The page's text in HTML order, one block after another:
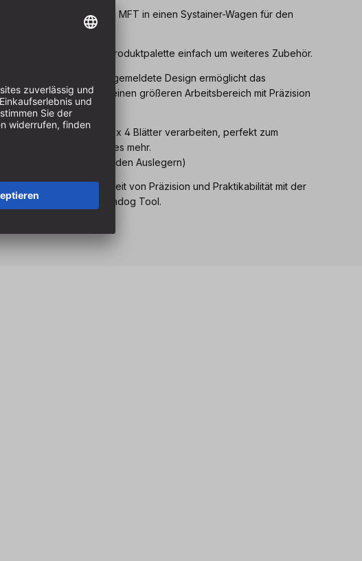
System: Verwandelt Ihren MFT in einen Systainer-Wagen für den
Erweitern Sie Ihre Produktpalette einfach um weiteres Zubehör.
Das zum Patent angemeldete Design ermöglicht das
Erweiterungen für einen größeren Arbeitsbereich mit Präzision
Kann problemlos 8 x 4 Blätter verarbeiten, perfekt zum
Schnitte und vieles mehr.
der Verlängerung und den Auslegern)
Integration: Perfekte Einheit von Präzision und Praktikabilität mit der
von Benchdog Tool.